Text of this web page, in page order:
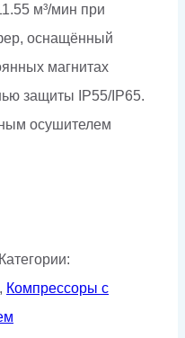
м³/мин при
оснащённый
магнитах
защиты IP55/IP65.
осушителем
Категории:
, Компрессоры с